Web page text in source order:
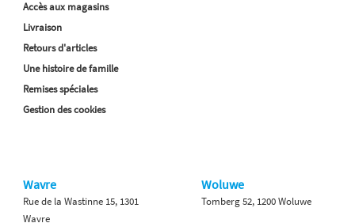
Accès aux magasins
Livraison
Retours d'articles
Une histoire de famille
Remises spéciales
Gestion des cookies
Wavre
Rue de la Wastinne 15, 1301
Wavre
Woluwe
Tomberg 52, 1200 Woluwe